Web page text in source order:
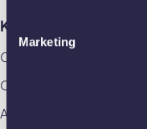
Marketing
Klantenservice
Contact
Offerte aanvragen
Afspraak aan huis maken